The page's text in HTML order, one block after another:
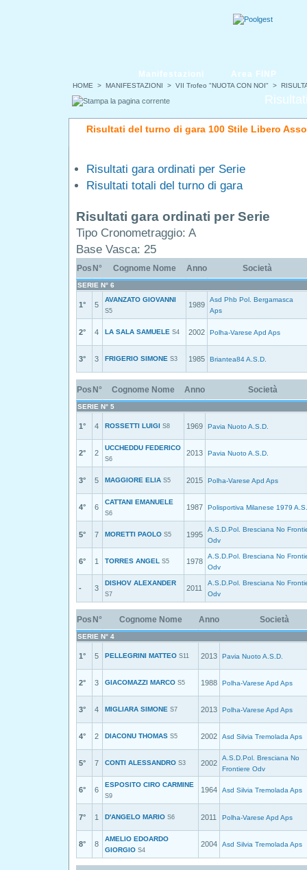
HOME > MANIFESTAZIONI > VII Trofeo "NUOTA CON NOI" >
Manifestazioni Area FINP
Risultati del turno di gara 100 Stile Libero
Risultati gara ordinati per Serie
Risultati totali del turno di gara
Risultati gara ordinati per Serie
Tipo Cronometraggio: A
Base Vasca: 25
Pos N° Cognome Nome Anno Società
SERIE N° 6
1° 5
AVANZATO GIOVANNI
S5
1989
Asd Phb Pol. Bergamasca
Aps
2° 4 LA SALA SAMUELE S4 2002 Polha-Varese Apd Aps
3° 3 FRIGERIO SIMONE S3 1985 Briantea84 A.S.D.
Pos N° Cognome Nome Anno Società
SERIE N° 5
1° 4 ROSSETTI LUIGI S8 1969 Pavia Nuoto A.S.D.
2° 2
UCCHEDDU FEDERICO
S6
2013 Pavia Nuoto A.S.D.
3° 5 MAGGIORE ELIA S5 2015 Polha-Varese Apd Aps
4° 6
CATTANI EMANUELE
S6
1987 Polisportiva Milanese 1979
5° 7 MORETTI PAOLO S5 1995
A.S.D.Pol. Bresciana No
Odv
6° 1 TORRES ANGEL S5 1978
A.S.D.Pol. Bresciana No
Odv
- 3
DISHOV ALEXANDER
S7
2011
A.S.D.Pol. Bresciana No
Odv
Pos N° Cognome Nome Anno Società
SERIE N° 4
1° 5 PELLEGRINI MATTEO S11 2013 Pavia Nuoto A.S.D.
2° 3 GIACOMAZZI MARCO S5 1988 Polha-Varese Apd Aps
3° 4 MIGLIARA SIMONE S7 2013 Polha-Varese Apd Aps
4° 2 DIACONU THOMAS S5 2002 Asd Silvia Tremolada Aps
5° 7 CONTI ALESSANDRO S3 2002
A.S.D.Pol. Bresciana No
Frontiere Odv
6° 6
ESPOSITO CIRO CARMINE
S9
1964 Asd Silvia Tremolada Aps
7° 1 D'ANGELO MARIO S6 2011 Polha-Varese Apd Aps
8° 8
AMELIO EDOARDO
GIORGIO S4
2004 Asd Silvia Tremolada Aps